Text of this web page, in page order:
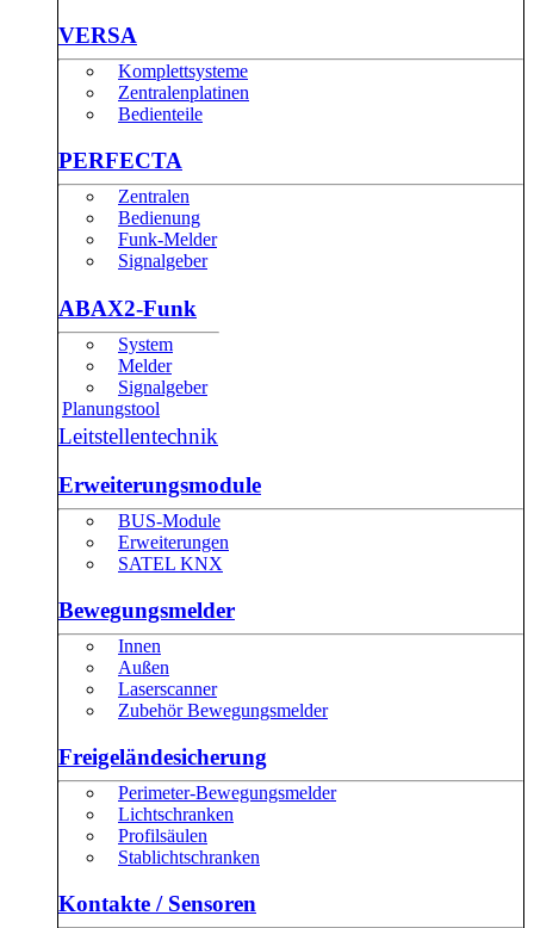
VERSA
Komplettsysteme
Zentralenplatinen
Bedienteile
PERFECTA
Zentralen
Bedienung
Funk-Melder
Signalgeber
ABAX2-Funk
System
Melder
Signalgeber
Planungstool
Leitstellentechnik
Erweiterungsmodule
BUS-Module
Erweiterungen
SATEL KNX
Bewegungsmelder
Innen
Außen
Laserscanner
Zubehör Bewegungsmelder
Freigeländesicherung
Perimeter-Bewegungsmelder
Lichtschranken
Profilsäulen
Stablichtschranken
Kontakte / Sensoren